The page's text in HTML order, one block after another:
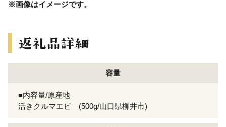
※画像はイメージです。
容量
■内容量/原産地
活きクルマエビ (500g/山口県柳井市)